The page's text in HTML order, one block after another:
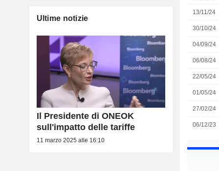
13/11/24
30/10/24
04/09/24
06/08/24
22/05/24
01/05/24
27/02/24
06/12/23
Ultime notizie
Il Presidente di ONEOK
sull'impatto delle tariffe
11 marzo 2025 alle 16:10